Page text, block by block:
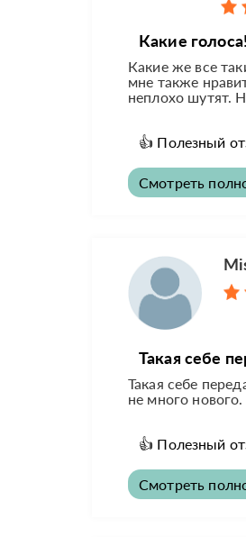
Какие голоса!
Какие же все
мне также
неплохо шутят.
👍 Полезный
Смотреть
Такая себе
Такая себе
не много нового.
👍 Полезный
Смотреть